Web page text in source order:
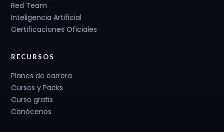
Red Team
Inteligencia Artificial
Certificaciones Oficiales
RECURSOS
Planes de carrera
Cursos y Packs
Curso gratis
Conócenos